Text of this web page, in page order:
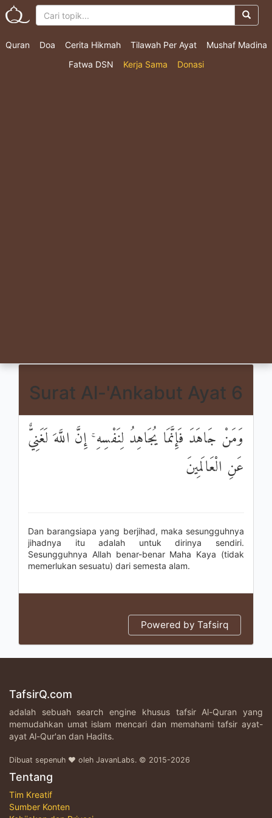
Quran Doa Cerita Hikmah Tilawah Per Ayat
Mushaf Madina
Fatwa DSN
Kerja Sama Donasi
Surat Al-'Ankabut Ayat 6
وَمَنْ جَاهَدَ فَإِنَّمَا يُجَاهِدُ لِنَفْسِهِ ۚ إِنَّ اللَّهَ لَغَنِيٌّ
عَنِ الْعَالَمِينَ
Dan barangsiapa yang berjihad, maka sesungguhnya
jihadnya itu adalah untuk dirinya sendiri.
Sesungguhnya Allah benar-benar Maha Kaya (tidak
memerlukan sesuatu) dari semesta alam.
Powered by Tafsirq
TafsirQ.com
adalah sebuah search engine khusus tafsir Al-Quran yang
memudahkan umat islam mencari dan memahami tafsir ayat-
ayat Al-Qur'an dan Hadits.
Dibuat sepenuh ♥ oleh JavanLabs. © 2015-2026
Tentang
Tim Kreatif
Sumber Konten